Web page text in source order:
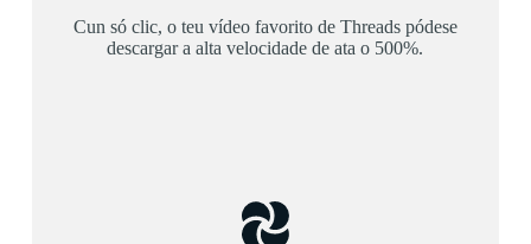
Cun só clic, o teu vídeo favorito de Threads pódese
descargar a alta velocidade de ata o 500%.